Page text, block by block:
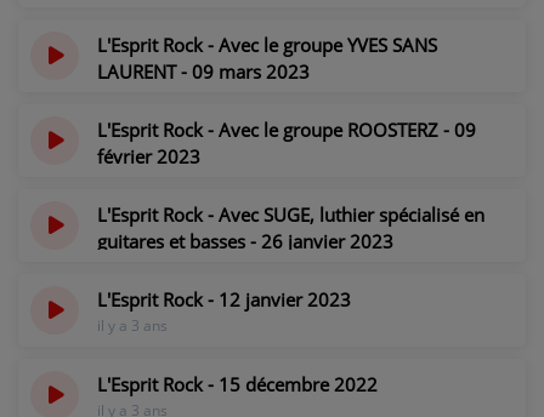
L'Esprit Rock - Avec le groupe YVES SANS
LAURENT - 09 mars 2023
L'Esprit Rock - Avec le groupe ROOSTERZ - 09
février 2023
L'Esprit Rock - Avec SUGE, luthier spécialisé en
guitares et basses - 26 janvier 2023
L'Esprit Rock - 12 janvier 2023
il y a 3 ans
L'Esprit Rock - 15 décembre 2022
il y a 3 ans